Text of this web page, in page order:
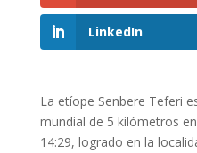
LinkedIn
La etíope Senbere Teferi
mundial de 5 kilómetros
14:29, logrado en la